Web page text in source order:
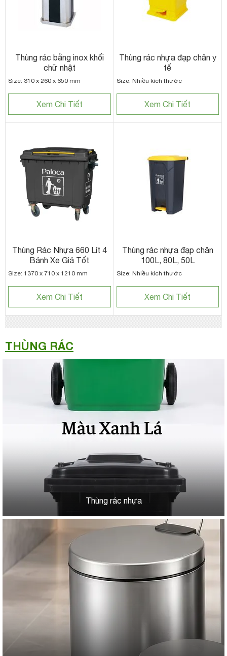
Thùng rác bằng inox khối
chữ nhật
Size: 310 x 260 x 650 mm
Xem Chi Tiết
Thùng rác nhựa đạp chân y
tế
Size: Nhiều kích thước
Xem Chi Tiết
Thùng Rác Nhựa 660 Lít 4
Bánh Xe Giá Tốt
Size: 1370 x 710 x 1210 mm
Xem Chi Tiết
Thùng rác nhựa đạp chân
100L, 80L, 50L
Size: Nhiều kích thước
Xem Chi Tiết
THÙNG RÁC
Thùng rác nhựa